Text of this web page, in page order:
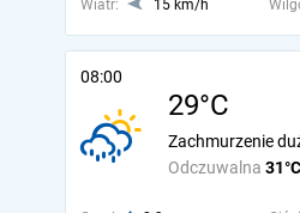
Wiatr: 15 km/h
08:00
29°C
Odczuwalna 31°C
Zachmurzenie